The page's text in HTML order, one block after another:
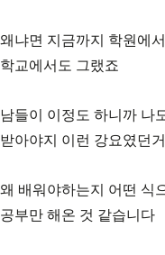
왜냐면 지금까지 학원에
학교에서도 그랬죠
남들이 이정도 하니까 나
받아야지 이런 강요였던
왜 배워야하는지 어떤 식
공부만 해온 것 같습니다